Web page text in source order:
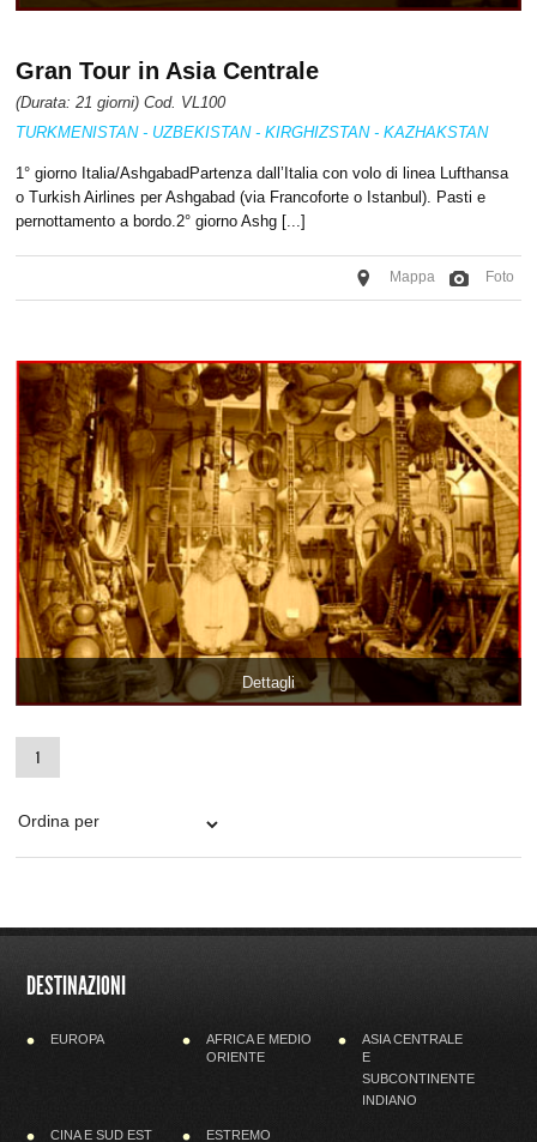
Gran Tour in Asia Centrale
(Durata: 21 giorni) Cod. VL100
TURKMENISTAN - UZBEKISTAN - KIRGHIZSTAN - KAZHAKSTAN
1° giorno Italia/AshgabadPartenza dall’Italia con volo di linea Lufthansa
o Turkish Airlines per Ashgabad (via Francoforte o Istanbul). Pasti e
pernottamento a bordo.2° giorno Ashg [...]
Foto
Mappa
Dettagli
1
DESTINAZIONI
EUROPA AFRICA E MEDIO
ORIENTE
ASIA CENTRALE
E
SUBCONTINENTE
INDIANO
CINA E SUD EST ESTREMO